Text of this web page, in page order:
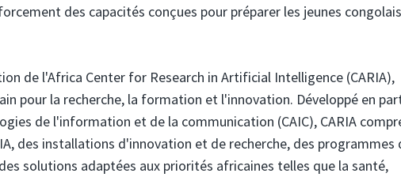
des capacités conçues pour préparer les jeunes
de l'Africa Center for Research in Artificial Intelligence (CARIA),
pour la recherche, la formation et l'innovation. Développé en
de l'information et de la communication (CAIC), CARIA
des installations d'innovation et de recherche, des programmes
solutions adaptées aux priorités africaines telles que la santé,